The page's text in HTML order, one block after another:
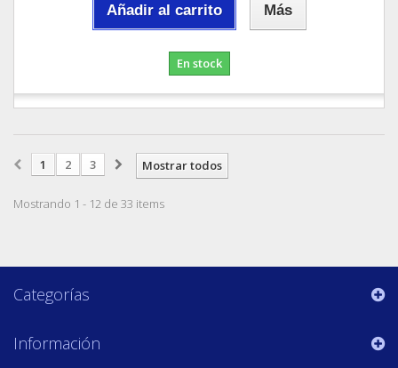
Añadir al carrito Más
En stock
Mostrar todos
1 2 3
Mostrando 1 - 12 de 33 items
Categorías
Información